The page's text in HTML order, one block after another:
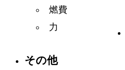
燃費
力
その他